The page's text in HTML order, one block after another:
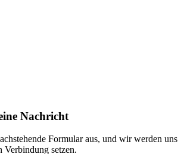
Nachricht
Formular aus, und wir werden uns
setzen.